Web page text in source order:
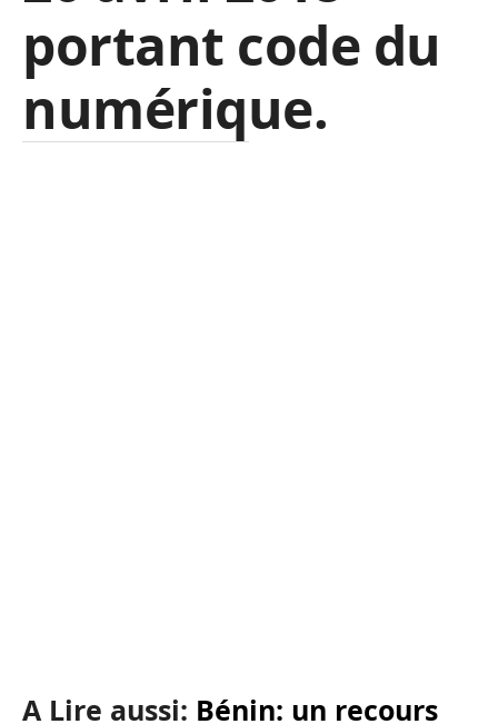
portant code du
numérique.
A Lire aussi: Bénin: un recours